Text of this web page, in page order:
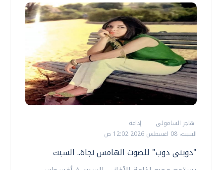
هاجر السامولى
إذاعة
السبت، 08 اغسطس 2026 12:02 ص
"دوبنى دوب" للصوت الهامس نجاة.. السبت